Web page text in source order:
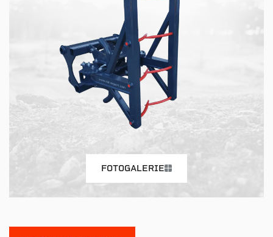
FOTOGALERIE